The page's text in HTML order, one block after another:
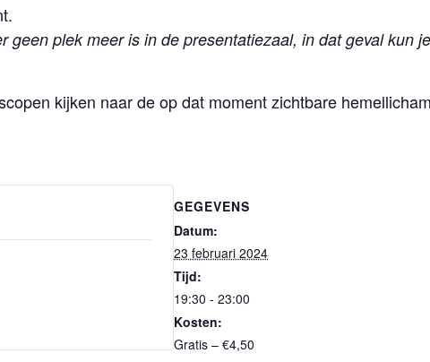
geen plek meer is in de presentatiezaal, in dat geval kun
kijken naar de op dat moment zichtbare
GEGEVENS
Datum:
23 februari 2024
Tijd:
19:30 - 23:00
Kosten:
Gratis – €4,50